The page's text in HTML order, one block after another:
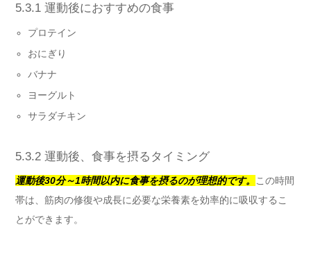
5.3.1 運動後におすすめの食事
プロテイン
おにぎり
バナナ
ヨーグルト
サラダチキン
5.3.2 運動後、食事を摂るタイミング
運動後30分～1時間以内に食事を摂るのが理想的です。
この時間
帯は、筋肉の修復や成長に必要な栄養素を効率的に吸収するこ
とができます。